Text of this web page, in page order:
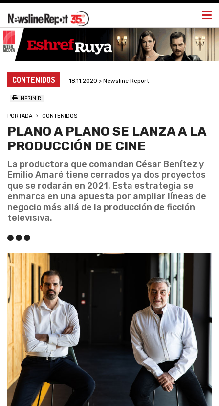
CONTENIDOS 18.11.2020 > Newsline Report
IMPRIMIR
PORTADA CONTENIDOS
PLANO A PLANO SE LANZA A LA
PRODUCCIÓN DE CINE
La productora que comandan César Benítez y
Emilio Amaré tiene cerrados ya dos proyectos
que se rodarán en 2021. Esta estrategia se
enmarca en una apuesta por ampliar líneas de
negocio más allá de la producción de ficción
televisiva.